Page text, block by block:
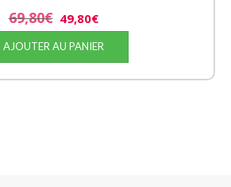
69,80€ 49,80€
AJOUTER AU PANIER